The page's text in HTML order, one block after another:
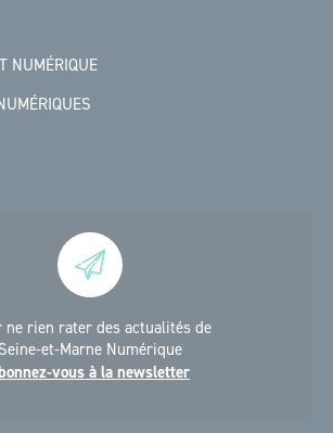
NUMÉRIQUE
ne rien rater des actualités de
Seine-et-Marne Numérique
vous à la newsletter